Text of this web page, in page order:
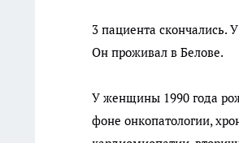
3 пациента скончались.
Он проживал в Белове.
У женщины 1990 года
фоне онкопатологии,